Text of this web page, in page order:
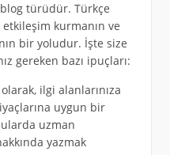
türüdür. Türkçe
kurmanın ve
bir yoludur. İşte size
gereken bazı ipuçları:
ilgi alanlarınıza
uygun bir
uzman
yazmak